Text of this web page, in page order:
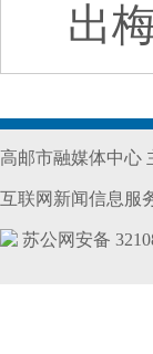
出
高邮市融媒体中心
互联网新闻信息服
苏公网安备